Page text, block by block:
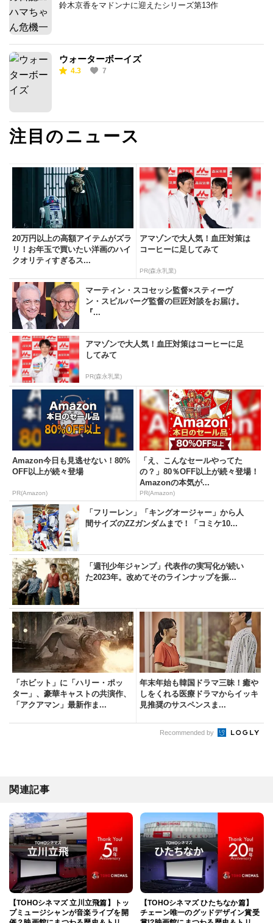
鈴木京香をマドンナに迎えたシリーズ第13作
ウォーターボーイズ
4.3 7
注目のニュース
20万円以上の高額アイテムがズラ
リ！お年玉で買いたい洋画のハイ
クオリティすぎるス...
アマゾンで大人気！血圧対策は
コーヒーに足してみて
PR(森永乳業)
マーティン・スコセッシ監督×スティーヴ
ン・スピルバーグ監督の巨匠対談をお届け。
『...
アマゾンで大人気！血圧対策はコーヒーに足
してみて
PR(森永乳業)
Amazon今日も見逃せない！80%
OFF以上が続々登場
PR(Amazon)
「え、こんなセールやってた
の？」80％OFF以上が続々登場！
Amazonの本気が...
PR(Amazon)
「フリーレン」「キングオージャー」から人
間サイズのZZガンダムまで！「コミケ10...
「週刊少年ジャンプ」代表作の実写化が続い
た2023年。改めてそのラインナップを振...
「ホビット」に「ハリー・ポッ
ター」、豪華キャストの共演作、
「アクアマン」最新作ま...
年末年始も韓国ドラマ三昧！癒や
しをくれる医療ドラマからイッキ
見推奨のサスペンスま...
Recommended by
関連記事
【TOHOシネマズ 立川立飛篇】トッ
プミュージシャンが音楽ライブを開
【TOHOシネマズ ひたちなか篇】
チェーン唯一のグッドデザイン賞受